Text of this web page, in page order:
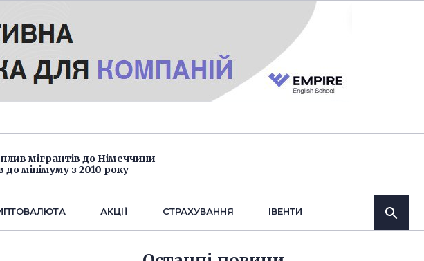
мігрантів до Німеччини
до мінімуму з 2010 року
АКЦІЇ СТРАХУВАННЯ IВЕНТИ